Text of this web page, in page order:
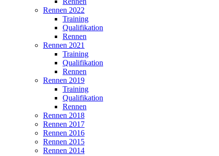
Rennen 2022
Training
Qualifikation
Rennen
Rennen 2021
Training
Qualifikation
Rennen
Rennen 2019
Training
Qualifikation
Rennen
Rennen 2018
Rennen 2017
Rennen 2016
Rennen 2015
Rennen 2014